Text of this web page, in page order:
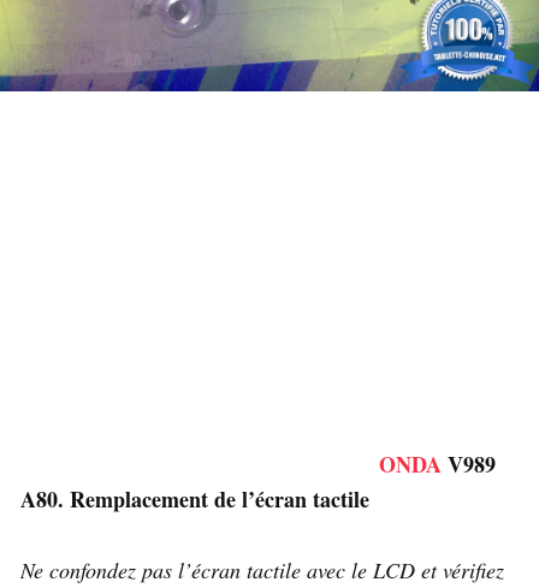
ONDAV989
A80. Remplacement de l’écran tactile
Ne confondez pas l’écran tactile avec le LCD et vérifiez